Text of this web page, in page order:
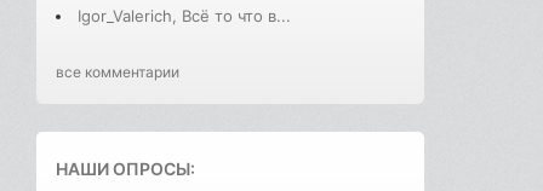
Igor_Valerich, Всё то что в...
все комментарии
НАШИ ОПРОСЫ: